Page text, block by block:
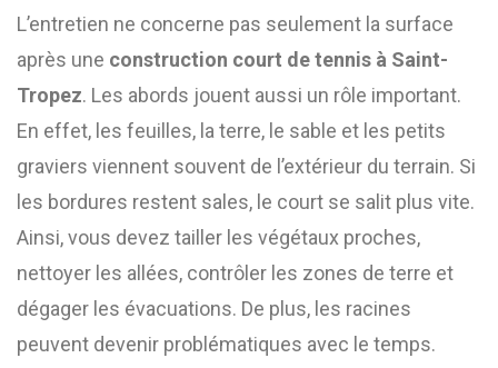
L’entretien ne concerne pas seulement la surface
après une construction court de tennis à Saint-
Tropez. Les abords jouent aussi un rôle important.
En effet, les feuilles, la terre, le sable et les petits
graviers viennent souvent de l’extérieur du terrain. Si
les bordures restent sales, le court se salit plus vite.
Ainsi, vous devez tailler les végétaux proches,
nettoyer les allées, contrôler les zones de terre et
dégager les évacuations. De plus, les racines
peuvent devenir problématiques avec le temps.